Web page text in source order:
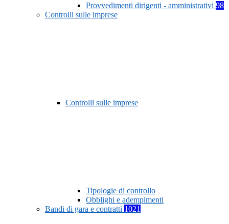
Provvedimenti dirigenti - amministrativi 98
Controlli sulle imprese
Controlli sulle imprese
Tipologie di controllo
Obblighi e adempimenti
Bandi di gara e contratti 1021